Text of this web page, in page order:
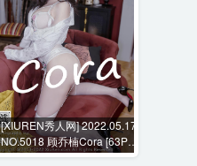
[XIUREN秀人网] 2022.05.17
NO.5018 顾乔楠Cora [63P-
577MB]